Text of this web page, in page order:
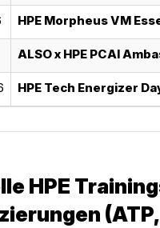
HPE Morpheus VM
ALSO x HPE PCAI
HPE Tech Energizer
HPE
(ATP,